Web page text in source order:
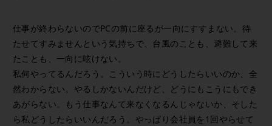
仕事が終わらないのでPCの前に座るが一向にすすまない。待
たせてすみませんという気持ちで、台風のことも、避難して来
たことも、一向に呟けない。
私何やってるんだろう。こういう時にどうしたらいいのか、全
然わからない。やるしかないんだけど、どうにもこうにもでき
あがらない。もう仕事なんて来なくなるんじゃないか、そした
ら私どうしたらいいんだろう。やっぱり会社員を1回やらせて